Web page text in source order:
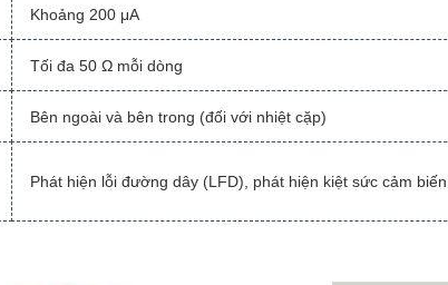
Khoảng 200 μA
Tối đa 50 Ω mỗi dòng
Bên ngoài và bên trong (đối với nhiệt cặp)
Phát hiện lỗi đường dây (LFD), phát hiện kiệt sức cảm biến